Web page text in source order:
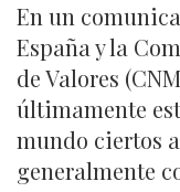
En un
España y la
de Valores
últimamente
mundo ciertos
generalmente